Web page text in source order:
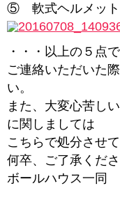
⑤ 軟式ヘルメット(
・・・以上の５点で
ご連絡いただいた
い。
また、大変心苦し
に関しましては
こちらで処分させ
何卒、ご了承くださ
ボールハウス一同